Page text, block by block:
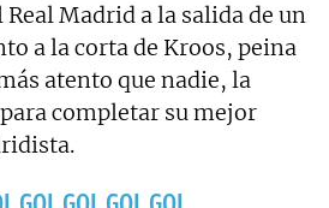
Real Madrid a la salida de un
a la corta de Kroos, peina
atento que nadie, la
completar su mejor